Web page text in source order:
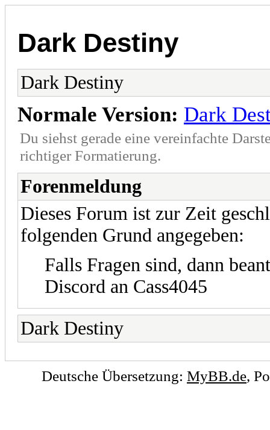
Dark Destiny
Dark Destiny
Normale Version: Dark
Du siehst gerade eine vereinfachte
richtiger Formatierung.
Forenmeldung
Dieses Forum ist zur Zeit
folgenden Grund angegeben:
Falls Fragen sind, dann
Discord an Cass4045
Dark Destiny
Deutsche Übersetzung: MyBB.de,